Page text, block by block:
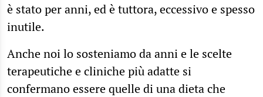
è stato per anni, ed è tuttora, eccessivo e spesso
inutile.
Anche noi lo sosteniamo da anni e le scelte
terapeutiche e cliniche più adatte si
confermano essere quelle di una dieta che